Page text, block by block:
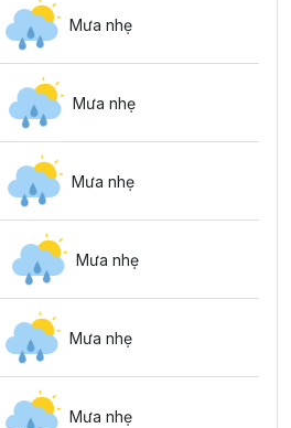
Mưa nhẹ
Mưa nhẹ
Mưa nhẹ
Mưa nhẹ
Mưa nhẹ
Mưa nhẹ